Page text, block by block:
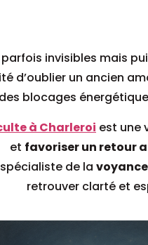
invisibles mais
d’oublier un ancien
blocages
à Charleroi est une
et favoriser un retour
de la
retrouver clarté et